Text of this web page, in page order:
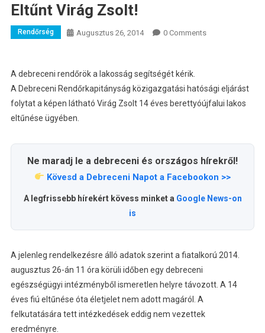
Eltűnt Virág Zsolt!
Rendőrség Augusztus 26, 2014 0 Comments
A debreceni rendőrök a lakosság segítségét kérik.
A Debreceni Rendőrkapitányság közigazgatási hatósági eljárást
folytat a képen látható Virág Zsolt 14 éves berettyóújfalui lakos
eltűnése ügyében.
Ne maradj le a debreceni és országos hírekről!
Kövesd a Debreceni Napot a Facebookon >>
A legfrissebb hírekért kövess minket a Google News-on
is
A jelenleg rendelkezésre álló adatok szerint a fiatalkorú 2014.
augusztus 26-án 11 óra körüli időben egy debreceni
egészségügyi intézményből ismeretlen helyre távozott. A 14
éves fiú eltűnése óta életjelet nem adott magáról. A
felkutatására tett intézkedések eddig nem vezettek
eredményre.